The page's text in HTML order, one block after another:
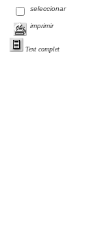
seleccionar
imprimir
Text complet